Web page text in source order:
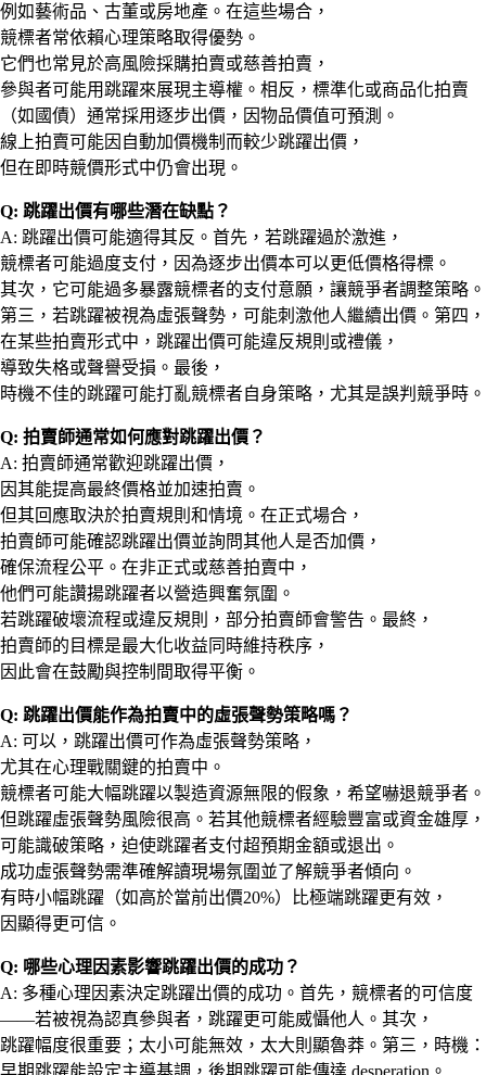
例如藝術品、古董或房地產。在這些場合，
競標者常依賴心理策略取得優勢。
它們也常見於高風險採購拍賣或慈善拍賣，
參與者可能用跳躍來展現主導權。相反，標準化或商品化拍賣
（如國債）通常採用逐步出價，因物品價值可預測。
線上拍賣可能因自動加價機制而較少跳躍出價，
但在即時競價形式中仍會出現。
Q: 跳躍出價有哪些潛在缺點？
A: 跳躍出價可能適得其反。首先，若跳躍過於激進，
競標者可能過度支付，因為逐步出價本可以更低價格得標。
其次，它可能過多暴露競標者的支付意願，讓競爭者調整策略。
第三，若跳躍被視為虛張聲勢，可能刺激他人繼續出價。第四，
在某些拍賣形式中，跳躍出價可能違反規則或禮儀，
導致失格或聲譽受損。最後，
時機不佳的跳躍可能打亂競標者自身策略，尤其是誤判競爭時。
Q: 拍賣師通常如何應對跳躍出價？
A: 拍賣師通常歡迎跳躍出價，
因其能提高最終價格並加速拍賣。
但其回應取決於拍賣規則和情境。在正式場合，
拍賣師可能確認跳躍出價並詢問其他人是否加價，
確保流程公平。在非正式或慈善拍賣中，
他們可能讚揚跳躍者以營造興奮氛圍。
若跳躍破壞流程或違反規則，部分拍賣師會警告。最終，
拍賣師的目標是最大化收益同時維持秩序，
因此會在鼓勵與控制間取得平衡。
Q: 跳躍出價能作為拍賣中的虛張聲勢策略嗎？
A: 可以，跳躍出價可作為虛張聲勢策略，
尤其在心理戰關鍵的拍賣中。
競標者可能大幅跳躍以製造資源無限的假象，希望嚇退競爭者。
但跳躍虛張聲勢風險很高。若其他競標者經驗豐富或資金雄厚，
可能識破策略，迫使跳躍者支付超預期金額或退出。
成功虛張聲勢需準確解讀現場氛圍並了解競爭者傾向。
有時小幅跳躍（如高於當前出價20%）比極端跳躍更有效，
因顯得更可信。
Q: 哪些心理因素影響跳躍出價的成功？
A: 多種心理因素決定跳躍出價的成功。首先，競標者的可信度
——若被視為認真參與者，跳躍更可能威懾他人。其次，
跳躍幅度很重要；太小可能無效，太大則顯魯莽。第三，時機：
早期跳躍能設定主導基調，後期跳躍可能傳達 desperation。